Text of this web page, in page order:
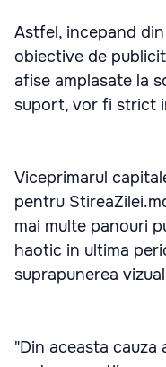
Astfel, incepand
obiective de
afise amplasate la
suport, vor fi strict
Viceprimarul
pentru
mai multe panouri
haotic in ultima
suprapunerea
"Din aceasta cauza